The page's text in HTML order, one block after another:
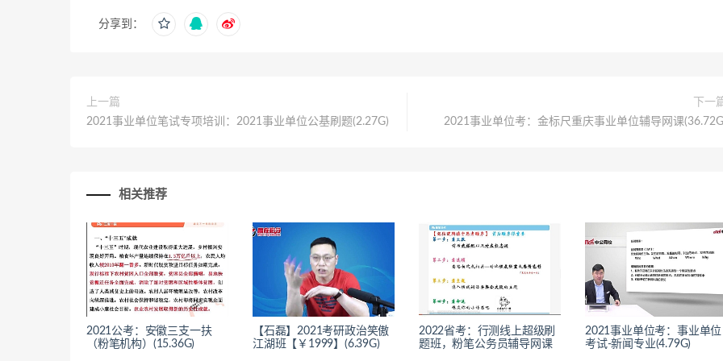
分享到：
上一篇
2021事业单位笔试专项培训：2021事业单位公基刷题(2.27G)
下一
2021事业单位考：金标尺重庆事业单位辅导网课
相关推荐
2021公考：安徽三支一扶
（粉笔机构）(15.36G)
【石磊】2021考研政治笑傲
江湖班【￥1999】(6.39G)
2022省考：行测线上超级刷
题班，粉笔公务员辅导网课
2021事业单位考：事业单位
考试-新闻专业(4.79G)